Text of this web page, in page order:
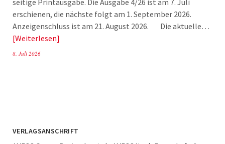
erschienen, die nächste folgt am 1. September 2026.
Anzeigenschluss ist am 21. August 2026. Die aktuelle…
Weiterlesen
8. Juli 2026
VERLAGSANSCHRIFT